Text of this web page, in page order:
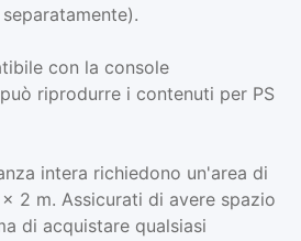
con la console
riprodurre i contenuti per PS
intera richiedono un'area di
2 m. Assicurati di avere spazio
di acquistare qualsiasi